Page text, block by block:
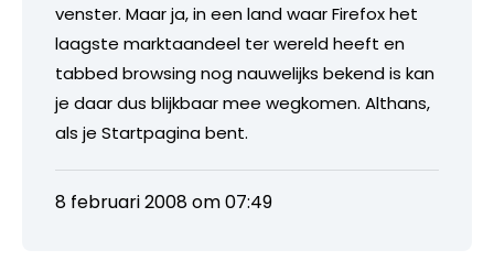
venster. Maar ja, in een land waar Firefox het
laagste marktaandeel ter wereld heeft en
tabbed browsing nog nauwelijks bekend is kan
je daar dus blijkbaar mee wegkomen. Althans,
als je Startpagina bent.
8 februari 2008 om 07:49